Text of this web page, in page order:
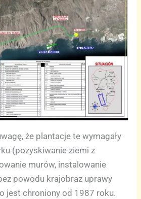
że plantacje te wymagały
(pozyskiwanie ziemi z
murów, instalowanie
powodu krajobraz uprawy
jest chroniony od 1987 roku.